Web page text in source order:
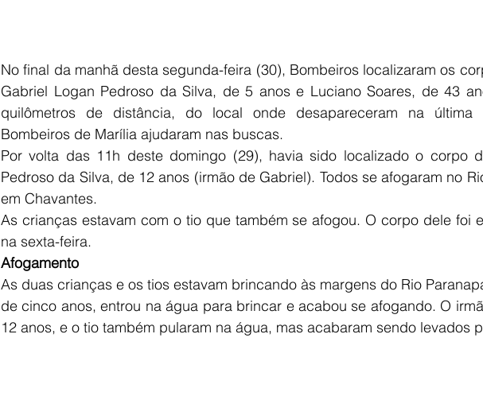
No final da manhã desta segunda-feira (30), Bombeiros localizaram os
Gabriel Logan Pedroso da Silva, de 5 anos e Luciano Soares, de 43
quilômetros de distância, do local onde desapareceram na última
Bombeiros de Marília ajudaram nas buscas.
Por volta das 11h deste domingo (29), havia sido localizado o corpo
Pedroso da Silva, de 12 anos (irmão de Gabriel). Todos se afogaram no
em Chavantes.
As crianças estavam com o tio que também se afogou. O corpo dele foi
na sexta-feira.
Afogamento
As duas crianças e os tios estavam brincando às margens do Rio
de cinco anos, entrou na água para brincar e acabou se afogando. O
12 anos, e o tio também pularam na água, mas acabaram sendo levados